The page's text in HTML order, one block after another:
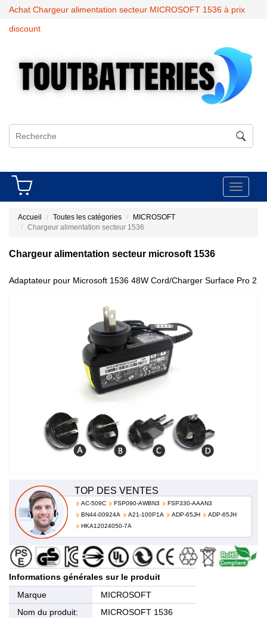
Achat Chargeur alimentation secteur MICROSOFT 1536 à prix
discount
Toggle
Accueil Toutes les catégories
MICROSOFT
Chargeur alimentation secteur 1536
Chargeur alimentation secteur microsoft 1536
Adaptateur pour Microsoft 1536 48W Cord/Charger Surface Pro 2
TOP DES VENTES
AC-509C FSP090-AWBN3
FSP330-AAAN3
BN44-00924A
A21-100P1A ADP-65JH
ADP-65JH
HKA12024050-7A
Informations générales sur le produit
Marque
MICROSOFT
Nom du produit:
MICROSOFT 1536